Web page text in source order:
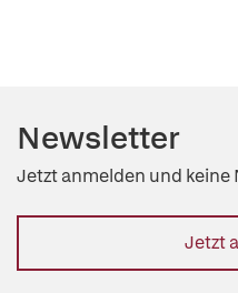
Newsletter
Jetzt anmelden und keine
Jetzt